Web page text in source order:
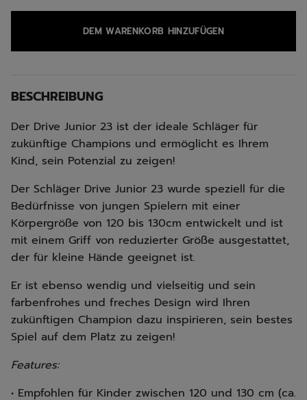
DEM WARENKORB HINZUFÜGEN
BESCHREIBUNG
Der Drive Junior 23 ist der ideale Schläger für
zukünftige Champions und ermöglicht es Ihrem
Kind, sein Potenzial zu zeigen!
Der Schläger Drive Junior 23 wurde speziell für die
Bedürfnisse von jungen Spielern mit einer
Körpergröße von 120 bis 130cm entwickelt und ist
mit einem Griff von reduzierter Größe ausgestattet,
der für kleine Hände geeignet ist.
Er ist ebenso wendig und vielseitig und sein
farbenfrohes und freches Design wird Ihren
zukünftigen Champion dazu inspirieren, sein bestes
Spiel auf dem Platz zu zeigen!
Features:
• Empfohlen für Kinder zwischen 120 und 130 cm (ca.